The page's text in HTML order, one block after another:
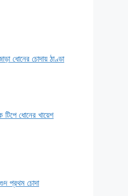
ধোনের চোদায় ঠাণ্ডা
টিপে ধোনের খায়েশ
প্রথম চোদা